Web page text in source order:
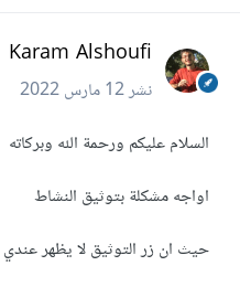
Karam Alshoufi
نشر12 مارس 2022
السلام عليكم ورحمة الله وبركاته
اواجه مشكلة بتوثيق النشاط
حيث ان زر التوثيق لا يظهر عندي